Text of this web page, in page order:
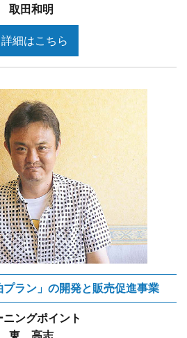
取田和明
詳細はこちら
プラン」の開発と販売促進事業
ニングポイント